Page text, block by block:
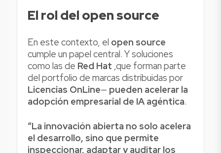
El rol del open source
En este contexto, el open source
cumple un papel central. Y soluciones
como las de Red Hat ,que forman parte
del portfolio de marcas distribuidas por
Licencias OnLine— pueden acelerar la
adopción empresarial de IA agéntica.
“La innovación abierta no solo acelera
el desarrollo, sino que permite
inspeccionar, adaptar y auditar los